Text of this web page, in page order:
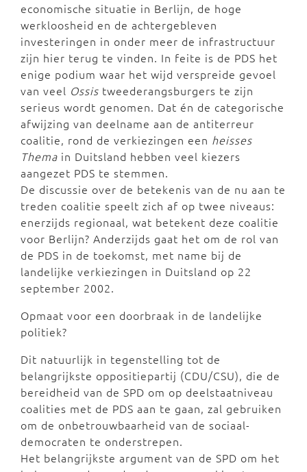
economische situatie in Berlijn, de hoge
werkloosheid en de achtergebleven
investeringen in onder meer de infrastructuur
zijn hier terug te vinden. In feite is de PDS het
enige podium waar het wijd verspreide gevoel
van veel Ossis tweederangsburgers te zijn
serieus wordt genomen. Dat én de categorische
afwijzing van deelname aan de antiterreur
coalitie, rond de verkiezingen een heisses
Thema in Duitsland hebben veel kiezers
aangezet PDS te stemmen.
De discussie over de betekenis van de nu aan te
treden coalitie speelt zich af op twee niveaus:
enerzijds regionaal, wat betekent deze coalitie
voor Berlijn? Anderzijds gaat het om de rol van
de PDS in de toekomst, met name bij de
landelijke verkiezingen in Duitsland op 22
september 2002.
Opmaat voor een doorbraak in de landelijke
politiek?
Dit natuurlijk in tegenstelling tot de
belangrijkste oppositiepartij (CDU/CSU), die de
bereidheid van de SPD om op deelstaatniveau
coalities met de PDS aan te gaan, zal gebruiken
om de onbetrouwbaarheid van de sociaal-
democraten te onderstrepen.
Het belangrijkste argument van de SPD om het